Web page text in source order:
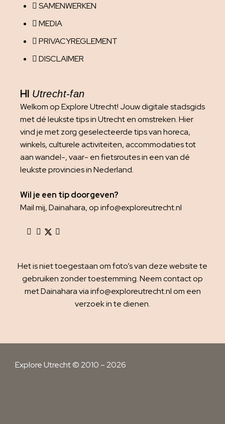
SAMENWERKEN
MEDIA
PRIVACYREGLEMENT
DISCLAIMER
HI Utrecht-fan
Welkom op Explore Utrecht! Jouw digitale stadsgids
met dé leukste tips in Utrecht en omstreken. Hier
vind je met zorg geselecteerde tips van horeca,
winkels, culturele activiteiten, accommodaties tot
aan wandel-, vaar- en fietsroutes in een van dé
leukste provincies in Nederland.
Wil je een tip doorgeven?
Mail mij, Dainahara, op info@exploreutrecht.nl
Het is niet toegestaan om foto’s van deze website te
gebruiken zonder toestemming. Neem contact op
met Dainahara via info@exploreutrecht.nl om een
verzoek in te dienen.
Explore Utrecht © 2010 – 2026